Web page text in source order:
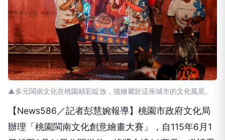
▲多元閩南文化在桃園精彩綻放，描繪屬於這座城市的文化風景。
【News586／記者彭慧婉報導】桃園市政府文化局
辦理「桃園閩南文化創意繪畫大賽」，自115年6月1